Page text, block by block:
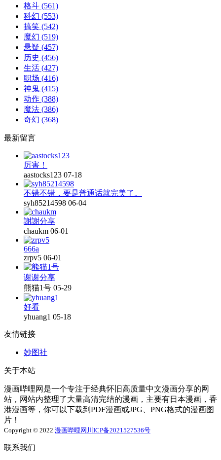
格斗 (561)
科幻 (553)
搞笑 (542)
魔幻 (519)
悬疑 (457)
历史 (456)
生活 (427)
职场 (416)
神鬼 (415)
动作 (388)
魔法 (386)
奇幻 (368)
最新留言
厉害！
aastocks123 07-18
不错不错，要是普通话就完美了。
syh85214598 06-04
謝謝分享
chaukm 06-01
666a
zrpv5 06-01
谢谢分享
熊猫1号 05-29
好看
yhuang1 05-18
友情链接
妙图社
关于本站
漫画哔哩网是一个专注于经典怀旧高质量中文漫画分享的网
站，网站内整理了大量高清完结的漫画，主要有日本漫画，香
港漫画等，你可以下载到PDF漫画或JPG、PNG格式的漫画图
片！
Copyright © 2022 漫画哔哩网 川ICP备2021527536号
联系我们